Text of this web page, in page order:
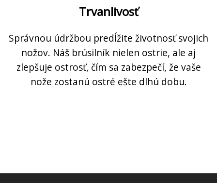
Trvanlivosť
Správnou údržbou predĺžite životnosť svojich
nožov. Náš brúsilník nielen ostrie, ale aj
zlepšuje ostrosť, čím sa zabezpečí, že vaše
nože zostanú ostré ešte dlhú dobu.